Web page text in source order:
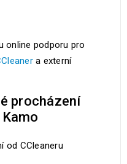
online podporu pro
a externí
procházení
od CCleaneru